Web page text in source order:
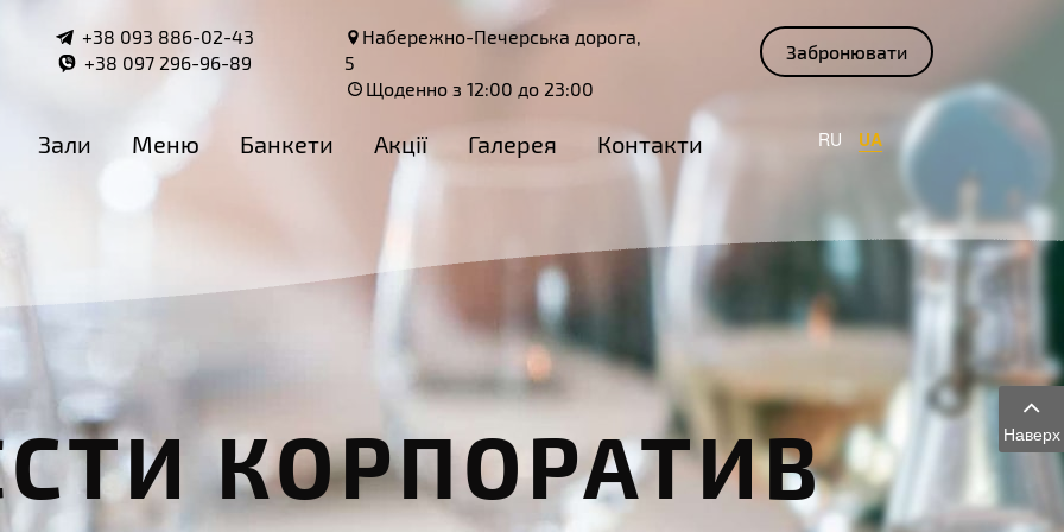
Зали Меню Банкети Акції Галерея Контакти RU UA
+38 093 886-02-43
+38 097 296-96-89
Набережно-Печерська дорога,
5
Щоденно з 12:00 до 23:00
Забронювати
КОРПОРАТИВ Наверх